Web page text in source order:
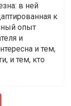
в ней
к
опыт
и
и тем,
и тем, кто